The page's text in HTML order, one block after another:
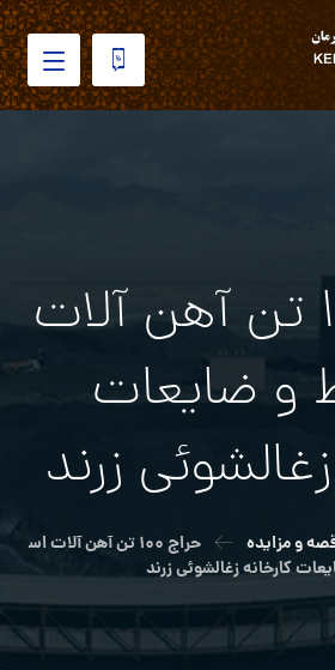
حراج ۱۰۰ تن آهن آلات
و ضایعات
زرند
و مزایده
حراج ۱۰۰ تن آهن آلات اس
کارخانه زغالشوئی زرند